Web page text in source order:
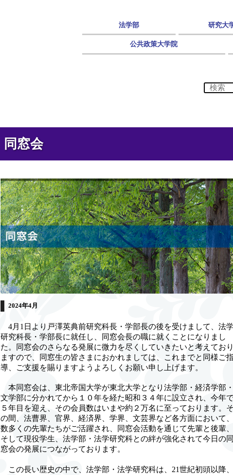
法学部 研究大
公共政策大学院
同窓会
2024年4月
4月1日より戸澤英典前研究科長・学部長の後を受けまして、法学
研究科長・学部長に就任し、同窓会長の職に就くことになりまし
た。同窓会のさらなる発展に微力を尽くしていきたいと考えており
ますので、同窓生の皆さまにおかれましては、これまでと同様ご
導、ご支援を賜りますようよろしくお願い申し上げます。
本同窓会は、東北帝国大学が東北大学となり法学部・経済学部・
文学部に分かれてから１０年を経た昭和３４年に設立され、今年
５年目を迎え、その会員数はいまや約２万名に至っております。そ
の間、法曹界、官界、経済界、学界、文芸界など各方面において、
数多くの先輩たちがご活躍され、同窓会活動を通じて先輩と後輩、
そして現役学生、法学部・法学研究科との絆が強化されて今日の同
窓会の発展につながっております。
この長い歴史の中で、法学部・法学研究科は、21世紀初頭以降